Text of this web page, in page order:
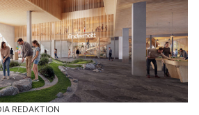
REDAKTION